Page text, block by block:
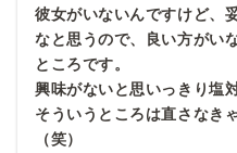
彼女がいないんですけど、
なと思うので、良い方がい
ところです。
興味がないと思いっきり塩
そういうところは直さなき
（笑）